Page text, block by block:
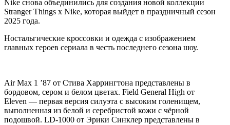
Nike снова объединились для создания новой коллекции
Stranger Things x Nike, которая выйдет в праздничный сезон
2025 года.
Ностальгические кроссовки и одежда с изображением
главных героев сериала в честь последнего сезона шоу.
Air Max 1 ’87 от Стива Харрингтона представлены в
бордовом, сером и белом цветах. Field General High от
Eleven — первая версия силуэта с высоким голенищем,
выполненная из белой и серебристой кожи с чёрной
подошвой. LD-1000 от Эрики Синклер представлены в